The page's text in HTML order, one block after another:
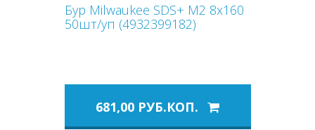
Бур Milwaukee SDS+ M2 8x160
50шт/уп (4932399182)
681,00 РУБ.КОП.